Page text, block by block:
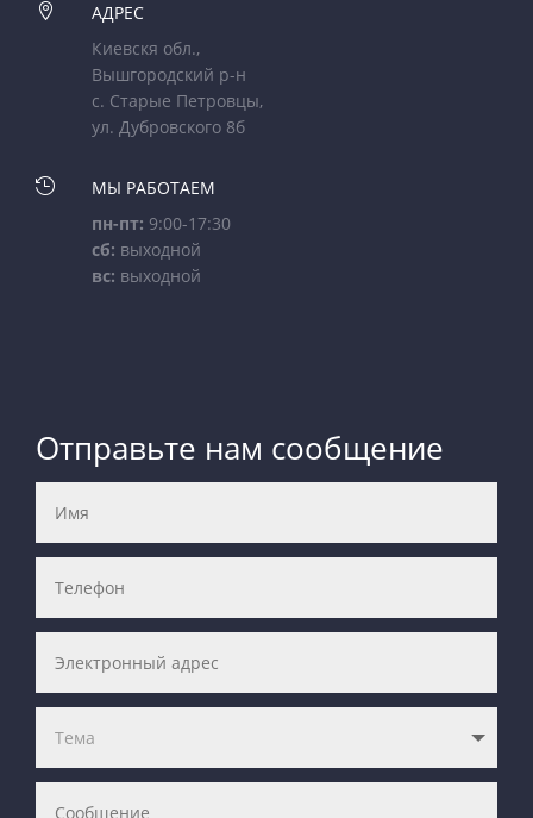

АДРЕС
Киевскя обл.,
Вышгородский р-н
с. Старые Петровцы,
ул. Дубровского 8б

МЫ РАБОТАЕМ
пн-пт: 9:00-17:30
сб: выходной
вс: выходной
Отправьте нам сообщение